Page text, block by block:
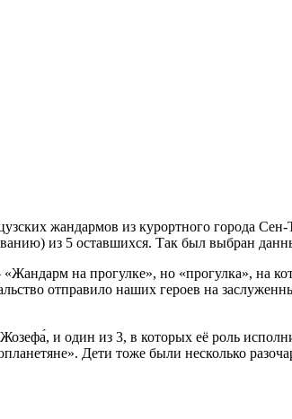
жандармов из курортного города
из 5 оставшихся. Так был выбран
на прогулке», но «прогулка», на
отправило наших героев на
и один из 3, в которых её роль
Дети тоже были несколько